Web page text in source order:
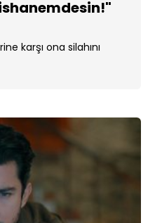
karşı ona silahını